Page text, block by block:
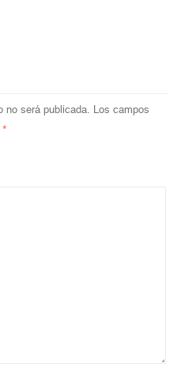
no será publicada. Los campos
*